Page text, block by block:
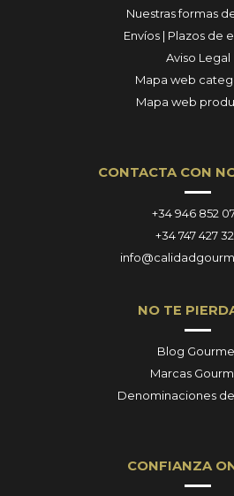
Nuestras formas
Envíos | Plazos de
Aviso Legal
Mapa web
Mapa web
CONTACTA CON
+34 946 852
+34 747 427
NO TE
Blog
Marcas
Denominaciones
CONFIANZA